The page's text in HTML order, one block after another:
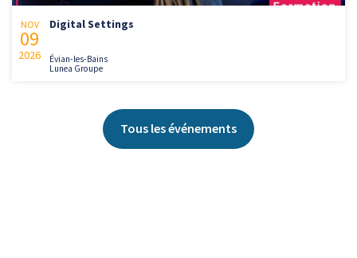
NOV
09
2026
Digital Settings
Évian-les-Bains
Lunea Groupe
Tous les événements